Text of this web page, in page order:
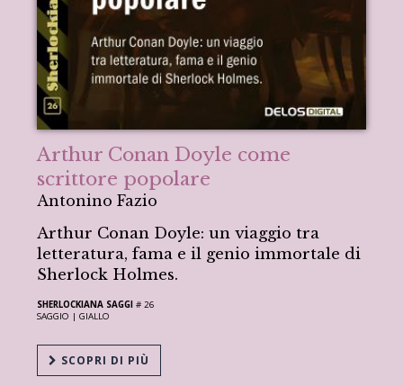
Arthur Conan Doyle come
scrittore popolare
Antonino Fazio
Arthur Conan Doyle: un viaggio tra
letteratura, fama e il genio immortale di
Sherlock Holmes.
SHERLOCKIANA SAGGI # 26
SAGGIO |GIALLO
SCOPRI DI PIÙ